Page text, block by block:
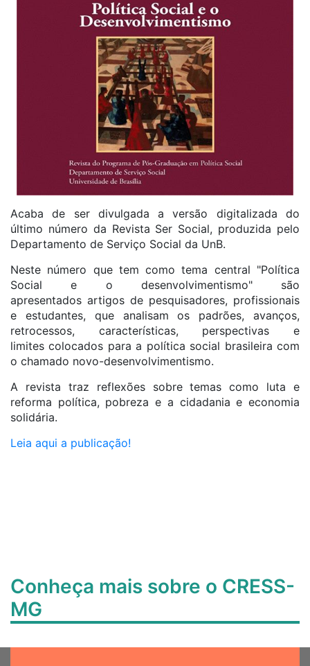
Acaba de ser divulgada a versão digitalizada do
último número da Revista Ser Social, produzida pelo
Departamento de Serviço Social da UnB.
Neste número que tem como tema central "Política
Social e o desenvolvimentismo" são
apresentados artigos de pesquisadores, profissionais
e estudantes, que analisam os padrões, avanços,
retrocessos, características, perspectivas e
limites colocados para a política social brasileira com
o chamado novo-desenvolvimentismo.
A revista traz reflexões sobre temas como luta e
reforma política, pobreza e a cidadania e economia
solidária.
Leia aqui a publicação!
Conheça mais sobre o CRESS-
MG